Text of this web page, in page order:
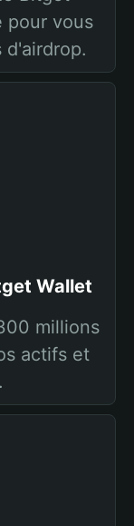
pour vous
Wallet
millions
actifs et